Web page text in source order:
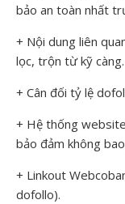
bảo an toàn nhất
+ Nội dung liên
lọc, trộn từ kỹ càng.
+ Cân đối tỷ lệ
+ Hệ thống
bảo đảm không
+ Linkout
dofollo).